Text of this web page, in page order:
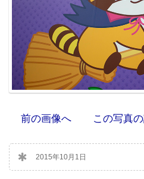
前の画像へ この写真
2015年10月1日